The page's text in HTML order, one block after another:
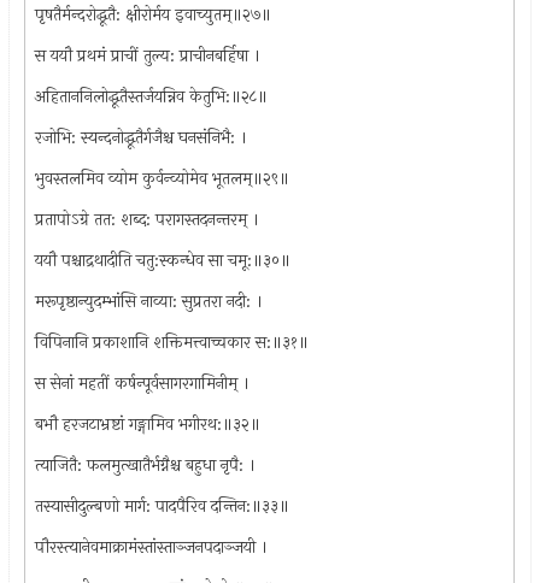
पृषतैर्मन्दरोद्धूतै: क्षीरोर्मय इवाच्युतम्॥२७॥
स ययौ प्रथमं प्राचीं तुल्य: प्राचीनबर्हिषा ।
अहिताननिलोद्धूतैस्तर्जयन्निव केतुभि:॥२८॥
रजोभि: स्यन्दनोद्धूतैर्गजैश्च घनसंनिभै: ।
भुवस्तलमिव व्योम कुर्वन्व्योमेव भूतलम्॥२९॥
प्रतापोऽग्रे तत: शब्द: परागस्तदनन्तरम् ।
ययौ पश्चाद्रथादीति चतु:स्कन्धेव सा चमू:॥३०॥
मरूपृष्ठान्युदम्भांसि नाव्या: सुप्रतरा नदी: ।
विपिनानि प्रकाशानि शक्तिमत्त्वाच्चकार स:॥३१॥
स सेनां महतीं कर्षन्पूर्वसागरगामिनीम् ।
बभौ हरजटाभ्रष्टां गङ्गामिव भगीरथ:॥३२॥
त्याजितै: फलमुत्खातैर्भग्नैश्च बहुधा नृपै: ।
तस्यासीदुल्बणो मार्ग: पादपैरिव दन्तिन:॥३३॥
पौरस्त्यानेवमाक्रामंस्तांस्ताञ्जनपदाञ्जयी ।